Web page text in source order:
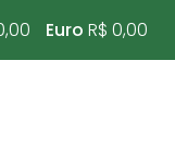
Euro R$ 0,00